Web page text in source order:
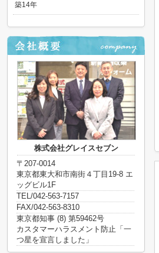
築14年
株式会社グレイスセブン
〒207-0014
東京都東大和市南街４丁目19-8 エ
ッグビル1F
TEL/042-563-7157
FAX/042-563-8310
東京都知事 (8) 第59462号
カスタマーハラスメント防止「一
つ星を宣言しました」